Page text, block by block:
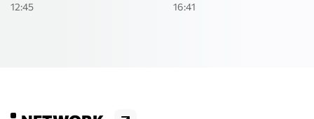
12:45
16:41